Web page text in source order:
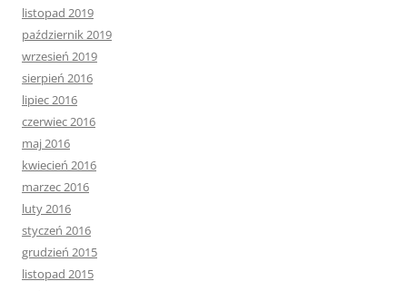
listopad 2019
październik 2019
wrzesień 2019
sierpień 2016
lipiec 2016
czerwiec 2016
maj 2016
kwiecień 2016
marzec 2016
luty 2016
styczeń 2016
grudzień 2015
listopad 2015